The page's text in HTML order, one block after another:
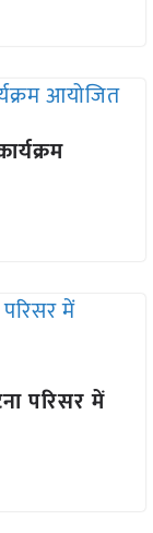
परिसर में